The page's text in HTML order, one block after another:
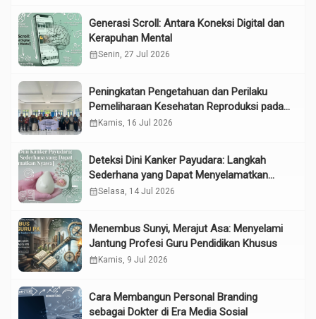
Generasi Scroll: Antara Koneksi Digital dan
Kerapuhan Mental
calendar_monthSenin, 27 Jul 2026
Peningkatan Pengetahuan dan Perilaku
Pemeliharaan Kesehatan Reproduksi pada
Lansia melalui Edukasi dan Konseling di
calendar_month Kamis, 16 Jul 2026
Deteksi Dini Kanker Payudara: Langkah
Sederhana yang Dapat Menyelamatkan
Nyawa
calendar_monthSelasa, 14 Jul 2026
Menembus Sunyi, Merajut Asa: Menyelami
Jantung Profesi Guru Pendidikan Khusus
calendar_month Kamis, 9 Jul 2026
Cara Membangun Personal Branding
sebagai Dokter di Era Media Sosial